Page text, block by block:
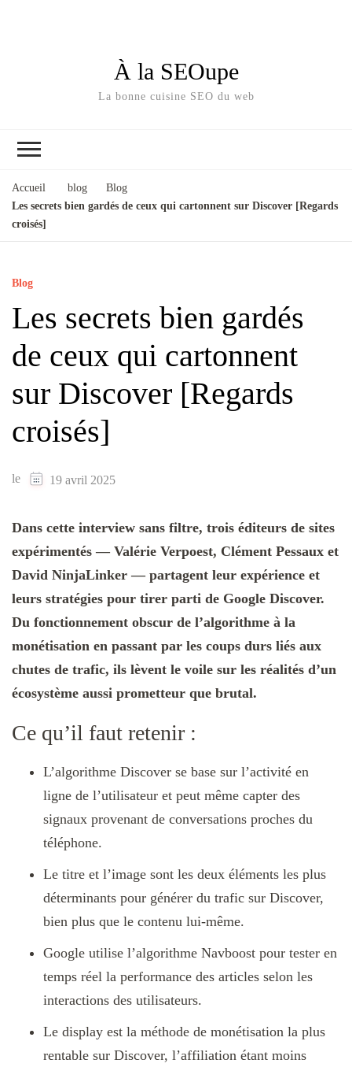
À la SEOupe
La bonne cuisine SEO du web
Accueil blog
Blog
Les secrets bien gardés de ceux qui cartonnent sur Discover [Regards
croisés]
Blog
Les secrets bien gardés
de ceux qui cartonnent
sur Discover [Regards
croisés]
le 19 avril 2025
Dans cette interview sans filtre, trois éditeurs de sites
expérimentés — Valérie Verpoest, Clément Pessaux et
David NinjaLinker— partagent leur expérience et
leurs stratégies pour tirer parti de Google Discover.
Du fonctionnement obscur de l’algorithme à la
monétisation en passant par les coups durs liés aux
chutes de trafic, ils lèvent le voile sur les réalités d’un
écosystème aussi prometteur que brutal.
Ce qu’il faut retenir :
L’algorithme Discover se base sur l’activité en
ligne de l’utilisateur et peut même capter des
signaux provenant de conversations proches du
téléphone.
Le titre et l’image sont les deux éléments les plus
déterminants pour générer du trafic sur Discover,
bien plus que le contenu lui-même.
Google utilise l’algorithme Navboost pour tester en
temps réel la performance des articles selon les
interactions des utilisateurs.
Le display est la méthode de monétisation la plus
rentable sur Discover, l’affiliation étant moins